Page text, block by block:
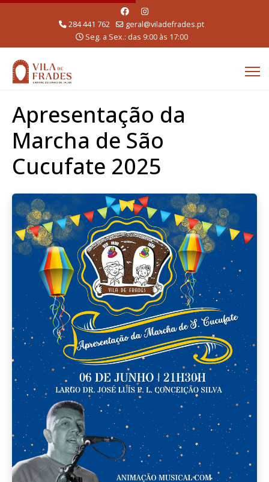
284 441 762
geral@viladefrades.pt
Seg. a Sex.: das 9:00 às 17:00
Apresentação da
Marcha de São
Cucufate 2025